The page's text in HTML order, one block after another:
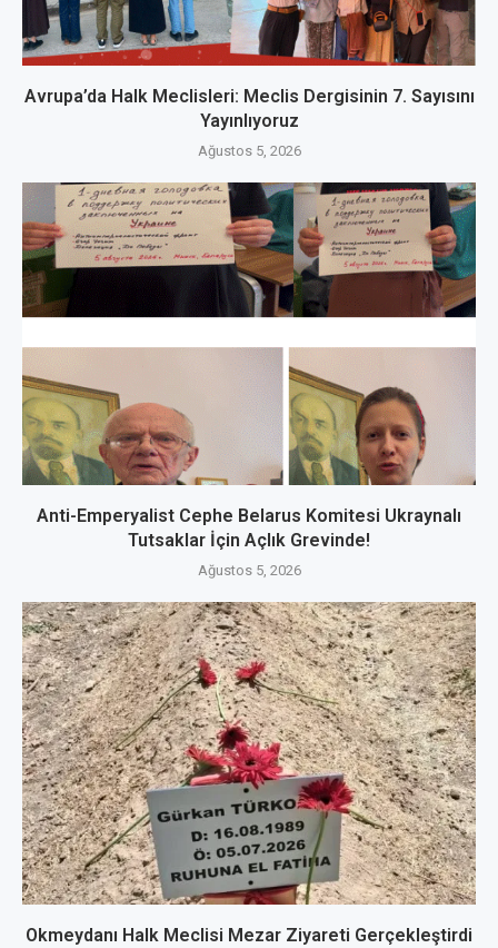
Avrupa’da Halk Meclisleri: Meclis Dergisinin 7. Sayısını
Yayınlıyoruz
Ağustos 5, 2026
Anti-Emperyalist Cephe Belarus Komitesi Ukraynalı
Tutsaklar İçin Açlık Grevinde!
Ağustos 5, 2026
Okmeydanı Halk Meclisi Mezar Ziyareti Gerçekleştirdi